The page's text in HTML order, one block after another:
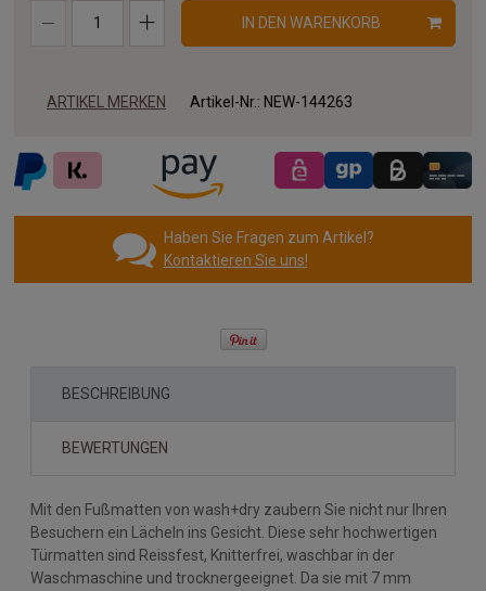
IN DEN WARENKORB
ARTIKEL MERKEN Artikel-Nr.: NEW-144263
Haben Sie Fragen zum Artikel?
Kontaktieren Sie uns!
BESCHREIBUNG
BEWERTUNGEN
Mit den Fußmatten von wash+dry zaubern Sie nicht nur Ihren
Besuchern ein Lächeln ins Gesicht. Diese sehr hochwertigen
Türmatten sind Reissfest, Knitterfrei, waschbar in der
Waschmaschine und trocknergeeignet. Da sie mit 7 mm